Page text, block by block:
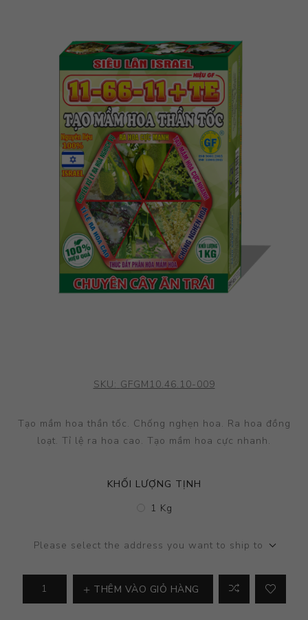
SKU: GFGM10.46.10-009
Tạo mầm hoa thần tốc. Chống nghẹn hoa. Ra hoa đồng
loạt. Tỉ lệ ra hoa cao. Tạo mầm hoa cực nhanh.
KHỐI LƯỢNG TỊNH
1 Kg
Please select the address you want to ship to
THÊM VÀO GIỎ HÀNG